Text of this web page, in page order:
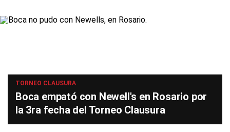
TORNEO CLAUSURA
Boca empató con Newell's en Rosario por
la 3ra fecha del Torneo Clausura